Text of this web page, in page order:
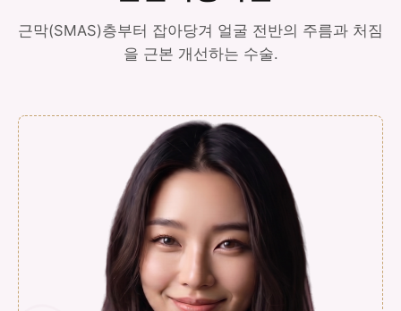
근막(SMAS)층부터 잡아당겨 얼굴 전반의 주름과 처짐
을 근본 개선하는 수술.